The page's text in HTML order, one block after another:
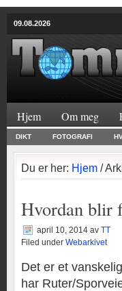
09.08.2026
Hjem Om meg
DIKT FOTOGRAFI
Du er her: Hjem /
Hvordan blir
april 10, 2014 av TT
Filed under Webarkivet
Det er et
har Ruter/